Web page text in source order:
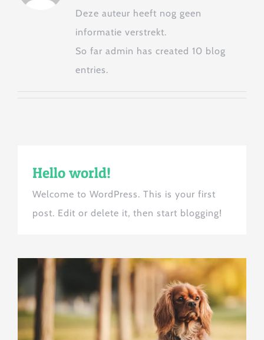
Deze auteur heeft nog geen
informatie verstrekt.
So far admin has created 10 blog
entries.
Hello world!
Welcome to WordPress. This is your first
post. Edit or delete it, then start blogging!